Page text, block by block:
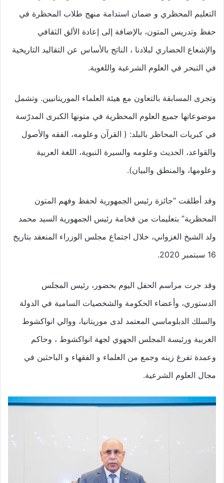
التعليم المحظري و ضمان استدامة منهج طلاب المحظرة في
حفظ وتدريس المتون، بالإضافة إلى إعادة الألق الثقافي
والإشعاع الحضاري لبلادنا ، الناتج بالأساس عن التقاليد التاريخية
في التبحر في العلوم الشرعية واللغوية.
وتجرى المسابقة بالتعاون مع هيئة العلماء الموريتانيين. وتشمل
موضوعاتها جميع العلوم المحظرية في متونها الكبرى المدرّسة
في كبريات المحاظر بالبلد: ( القرآن وعلومه، الفقه والأصول
والقواعد، الحديث وعلومه والسيرة النبوية، اللغة العربية
وعلومها، والمنطق والبيان).
وقد أطلقت “جائزة رئيس الجمهورية لحفظ وفهم المتون
المحظرية” بتعليمات من فخامة رئيس الجمهورية السيد محمد
ولد الشيخ الغزواني، خلال اجتماع مجلس الوزراء المنعقد بتاريخ
16 سبتمبر 2020.
وقد جرت مراسم الحفل اليوم بحضور، رئيس المجلس
الدستوري، وأعضاء الحكومة والشخصيات السامية في الدولة
والسلك الدبلوماسي المعتمد لدى موريتانيا، ووالي انواكشوط
الغربية ورئيسة المجلس الجهوي لجهة انواكشوط ، وحاكم
وعمدة تفرغ زينه وجمع من العلماء و الفقهاء و الباحثين في
مجال العلوم الشرعية.